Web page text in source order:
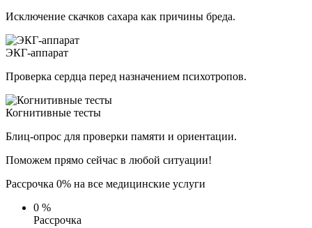
Исключение скачков сахара как причины бреда.
ЭКГ-аппарат
Проверка сердца перед назначением психотропов.
Когнитивные тесты
Блиц-опрос для проверки памяти и ориентации.
Поможем прямо сейчас в любой ситуации!
Рассрочка 0% на все медицинские услуги
0 %
Рассрочка